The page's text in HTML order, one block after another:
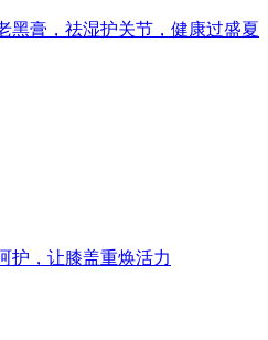
黑膏，祛湿护关节，健康过盛夏
护，让膝盖重焕活力